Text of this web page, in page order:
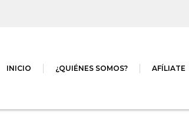
INICIO ¿QUIÉNES SOMOS? AFÍLIATE